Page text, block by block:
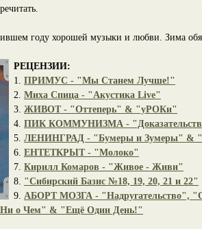
году хорошей музыки и любви. Зима
РЕЦЕНЗИИ:
1. ПРИМУС - "Мы Станем Лучше!"
2. Миха Спица - "Акустика Live"
3. ЖИВОТ - "Оттеперь" & "уРОКи"
4. ПИК КОММУНИЗМА -
5. ЛЕНИНГРАД - "Бумеры и Зумеры" &
6. ЕНТЕТКРЫТ - "Молоко"
7. Кирилл Комаров - "Живое - Живи"
8. "Сибирский Базис №18, 19, 20, 21 и 22"
9. АБОРТ МОЗГА - "Надругательство",
о Чем" & "Ещё Один День!"